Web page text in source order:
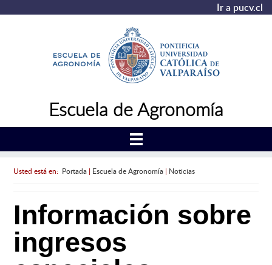
Ir a pucv.cl
Escuela de Agronomía
Usted está en: Portada| Escuela de Agronomía| Noticias
Información sobre
ingresos